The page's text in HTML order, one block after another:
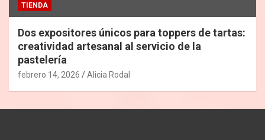
TIENDA
Dos expositores únicos para toppers de tartas:
creatividad artesanal al servicio de la
pastelería
febrero 14, 2026 Alicia Rodal